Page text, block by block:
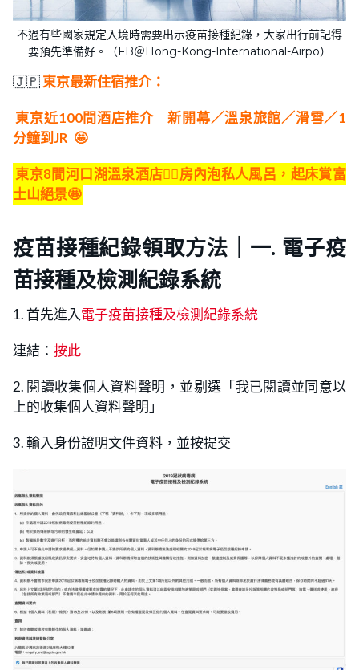
不過有些國家規定入境時需要出示疫苗接種紀錄，大家出行前記得
要預先準備好。（FB＠Hong-Kong-International-Airpo）
🇯🇵東京最新住宿推介：
東京近100間酒店推介 新開幕／溫泉旅館／滑雪／1
分鐘到JR 🤩
東京8間河口湖溫泉酒店👍🏻房內泡私人風呂，起床賞富
士山絕景🤩
疫苗接種紀錄領取方法｜一. 電子疫
苗接種及檢測紀錄系統
1. 首先進入電子疫苗接種及檢測紀錄系統
連結： 按此
2. 閱讀收集個人資料聲明，並剔選「我已閱讀並同意以
上的收集個人資料聲明」
3. 輸入身份證明文件資料，並按提交